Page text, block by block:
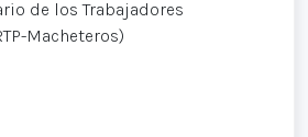
de los Trabajadores
Macheteros)